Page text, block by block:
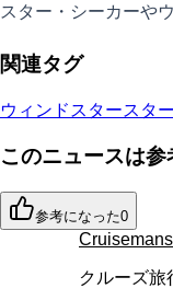
スター・シーカーや
関連タグ
ウィンドスタースタ
このニュースは
参考になった0
Cruisemans
クルーズ旅